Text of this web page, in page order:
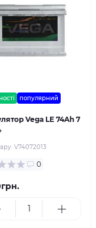
популярний
Vega LE 74Ah 7
V74072013
0